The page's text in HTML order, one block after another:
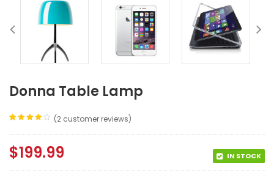
Donna Table Lamp
4.00out
based
on
customer
(2 customer reviews)
$199.99 IN STOCK